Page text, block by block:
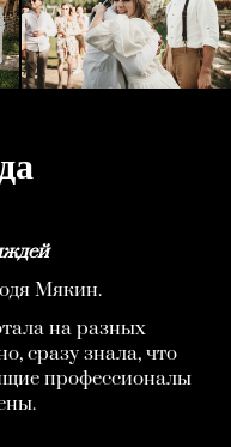
Мякин.
на разных
сразу знала, что
профессионалы